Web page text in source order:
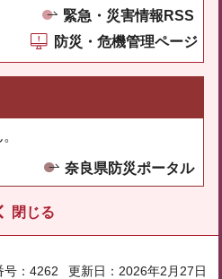
緊急・災害情報RSS
防災・危機管理ページ
奈良県防災ポータル
閉じる
号：4262 更新日：2026年2月27日